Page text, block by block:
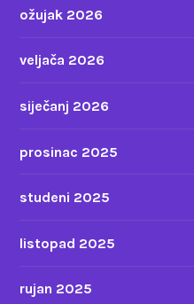
ožujak 2026
veljača 2026
siječanj 2026
prosinac 2025
studeni 2025
listopad 2025
rujan 2025